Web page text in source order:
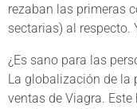
rezaban las primeras
sectarias) al respecto.
¿Es sano para las
La globalización de la
ventas de Viagra.